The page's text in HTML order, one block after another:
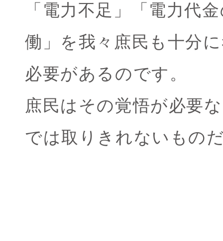
「電力不足」「電力代
働」を我々庶民も十分
必要があるのです。
庶民はその覚悟が必要
では取りきれないもの